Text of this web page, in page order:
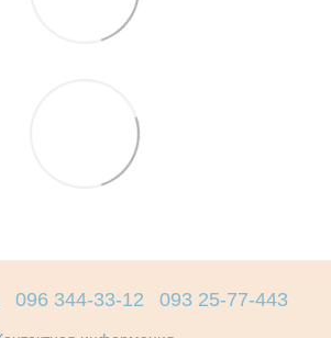
096 344-33-12 093 25-77-443